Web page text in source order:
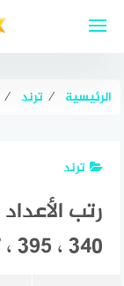
الرئيسية ⁄ ترند ⁄
ترند
٣٤٠ ، ٣٩٥ ، ٥٦٧ ، ٢١٩